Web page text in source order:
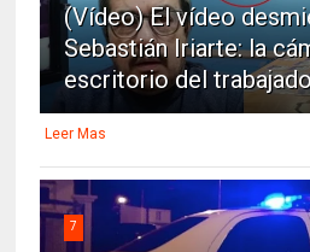
(Vídeo) El vídeo
Sebastián Iriarte: la
escritorio del
Leer Mas
7